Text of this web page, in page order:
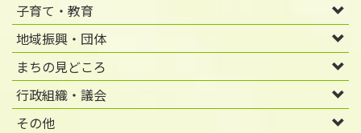
子育て・教育
地域振興・団体
まちの見どころ
行政組織・議会
その他